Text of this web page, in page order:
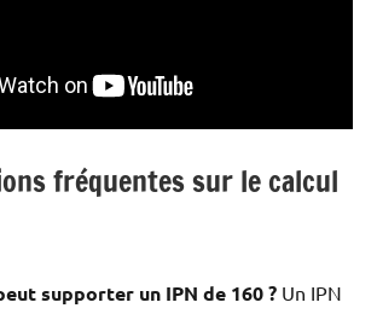
fréquentes sur le calcul
supporter un IPN de 160 ? Un IPN